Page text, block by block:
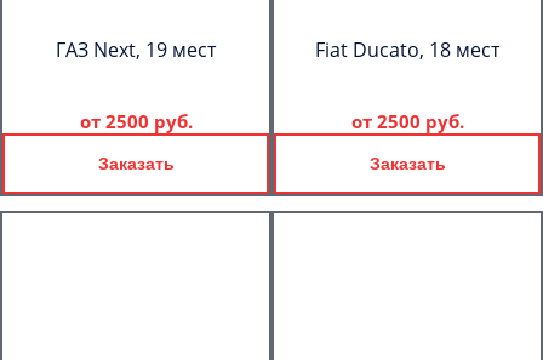
ГАЗ Next, 19 мест
от 2500 руб.
Заказать
Fiat Ducato, 18 мест
от 2500 руб.
Заказать